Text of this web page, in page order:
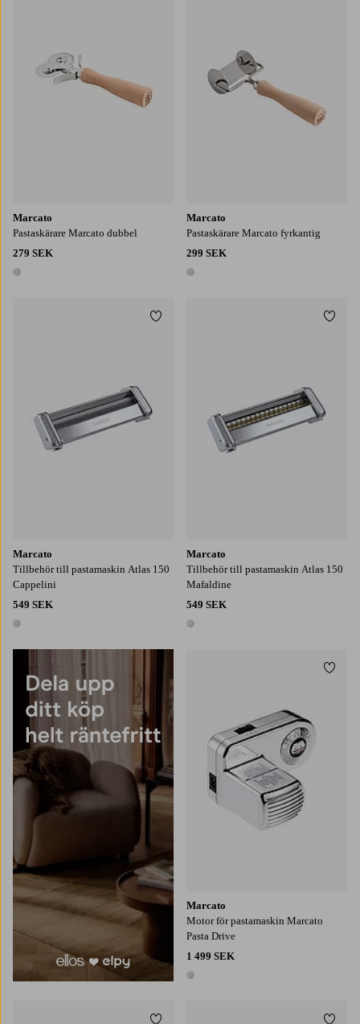
Marcato
Pastaskärare Marcato dubbel
279 SEK
1 färg
Marcato
Pastaskärare Marcato fyrkantig
299 SEK
1 färg
Marcato
Tillbehör till pastamaskin Atlas 150
Cappelini
549 SEK
1 färg
Lägg till i favoriter
Marcato
Tillbehör till pastamaskin Atlas 150
Mafaldine
549 SEK
1 färg
Läs mer
Marcato
Motor för pastamaskin Marcato
Pasta Drive
1 499 SEK
1 färg